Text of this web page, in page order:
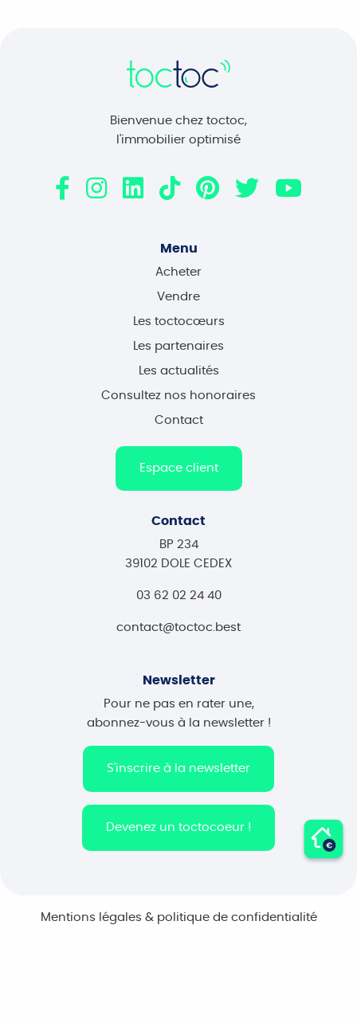
Bienvenue chez toctoc,
l'immobilier optimisé
Menu
Acheter
Vendre
Les toctocœurs
Les partenaires
Les actualités
Consultez nos honoraires
Contact
Espace client
Contact
BP 234
39102 DOLE CEDEX
03 62 02 24 40
contact@toctoc.best
Newsletter
Pour ne pas en rater une,
abonnez-vous à la newsletter !
S'inscrire à la newsletter
Devenez un toctocoeur !
Mentions légales & politique de confidentialité